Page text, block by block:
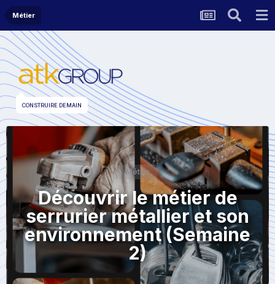
Métier
CONSTRUIRE DEMAIN
Métier
Découvrir le métier de
serrurier métallier et son
environnement (Semaine
2)